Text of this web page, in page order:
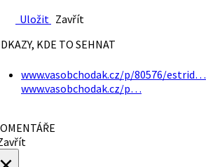
Uložit Zavřít
KDE TO SEHNAT
www.vasobchodak.cz/p/80576/estrid…
www.vasobchodak.cz/p…